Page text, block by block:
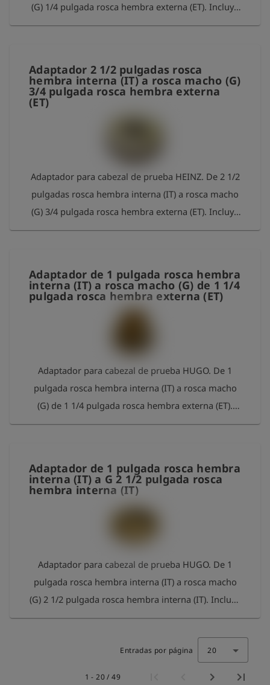
(G) 1/4 pulgada rosca hembra externa (ET). Incluye
junta tórica. Material: latón
Adaptador 2 1/2 pulgadas rosca
hembra interna (IT) a rosca macho (G)
3/4 pulgada rosca hembra externa
(ET)
Adaptador para cabezal de prueba HEINZ. De 2 1/2
pulgadas rosca hembra interna (IT) a rosca macho
(G) 3/4 pulgada rosca hembra externa (ET). Incluye
junta tórica. Material: latón
Adaptador de 1 pulgada rosca hembra
interna (IT) a rosca macho (G) de 1 1/4
pulgada rosca hembra externa (ET)
Adaptador para cabezal de prueba HUGO. De 1
pulgada rosca hembra interna (IT) a rosca macho
(G) de 1 1/4 pulgada rosca hembra externa (ET).
Incluye junta tórica. Material: latón
Adaptador de 1 pulgada rosca hembra
interna (IT) a G 2 1/2 pulgada rosca
hembra interna (IT)
Adaptador para cabezal de prueba HUGO. De 1
pulgada rosca hembra interna (IT) a rosca macho
(G) 2 1/2 pulgada rosca hembra interna (IT). Incluye
junta plana. Material: latón
Entradas por página 20
1 - 20 / 49